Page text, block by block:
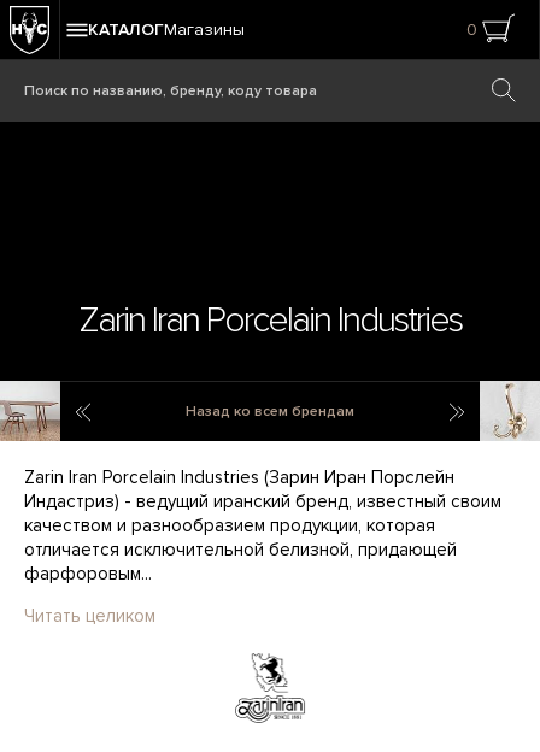
КАТАЛОГМагазины 0
Zarin Iran Porcelain Industries
Назад ко всем брендам Zeppelin
Zarin Iran Porcelain Industries (Зарин Иран Порслейн
Индастриз) - ведущий иранский бренд, известный своим
качеством и разнообразием продукции, которая
отличается исключительной белизной, придающей
фарфоровым...
Читать целиком